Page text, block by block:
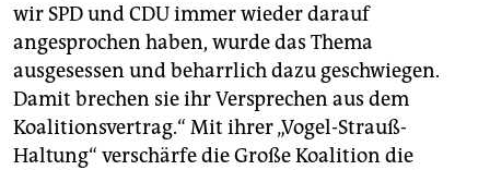
wir SPD und CDU immer wieder darauf
angesprochen haben, wurde das Thema
ausgesessen und beharrlich dazu geschwiegen.
Damit brechen sie ihr Versprechen aus dem
Koalitionsvertrag.“ Mit ihrer „Vogel-Strauß-
Haltung“ verschärfe die Große Koalition die